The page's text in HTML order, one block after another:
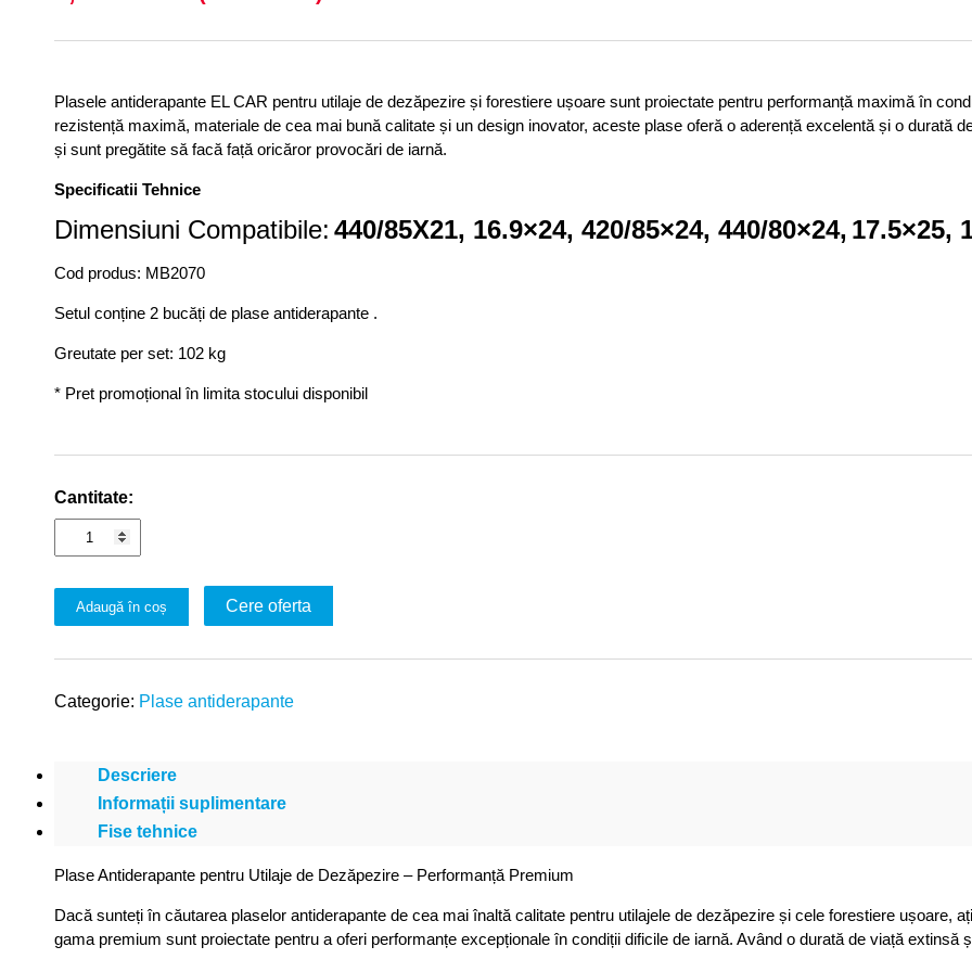
Plasele antiderapante EL CAR pentru utilaje de dezăpezire și forestiere ușoare sunt proiectate pentru performanță maximă în
rezistență maximă, materiale de cea mai bună calitate și un design inovator, aceste plase oferă o aderență excelentă și o durată
și sunt pregătite să facă față oricăror provocări de iarnă.
Specificatii Tehnice
Dimensiuni Compatibile: 440/85X21, 16.9×24, 420/85×24, 440/80×24, 17.5×25,
Cod produs: MB2070
Setul conține 2 bucăți de plase antiderapante .
Greutate per set: 102 kg
* Pret promoțional în limita stocului disponibil
Cantitate:
Adaugă în coș Cere oferta
Categorie: Plase antiderapante
Descriere
Informații suplimentare
Fise tehnice
Plase Antiderapante pentru Utilaje de Dezăpezire – Performanță Premium
Dacă sunteți în căutarea plaselor antiderapante de cea mai înaltă calitate pentru utilajele de dezăpezire și cele forestiere ușoare,
gama premium sunt proiectate pentru a oferi performanțe excepționale în condiții dificile de iarnă. Având o durată de viață extinsă